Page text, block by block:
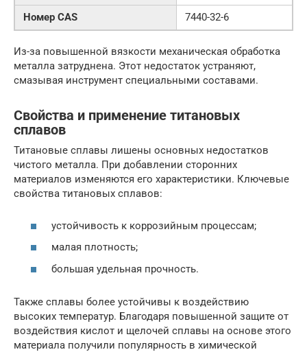
Номер CAS
7440-32-6
Из-за повышенной вязкости механическая обработка
металла затруднена. Этот недостаток устраняют,
смазывая инструмент специальными составами.
Свойства и применение титановых
сплавов
Титановые сплавы лишены основных недостатков
чистого металла. При добавлении сторонних
материалов изменяются его характеристики. Ключевые
свойства титановых сплавов:
устойчивость к коррозийным процессам;
малая плотность;
большая удельная прочность.
Также сплавы более устойчивы к воздействию
высоких температур. Благодаря повышенной защите от
воздействия кислот и щелочей сплавы на основе этого
материала получили популярность в химической